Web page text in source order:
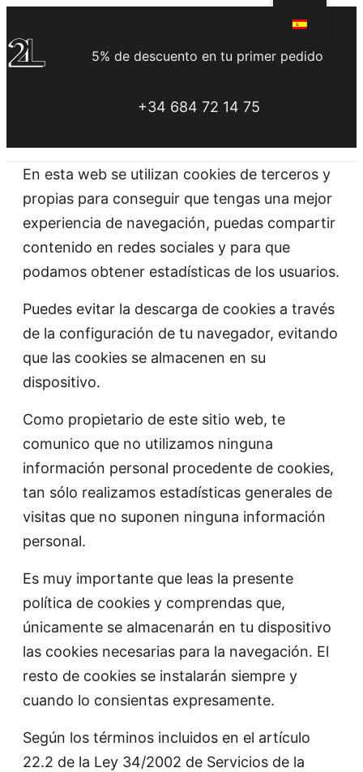
al
contenido
5% de descuento en tu primer pedido
+34 684 72 14 75
En esta web se utilizan cookies de terceros y
propias para conseguir que tengas una mejor
experiencia de navegación, puedas compartir
contenido en redes sociales y para que
podamos obtener estadísticas de los usuarios.
Puedes evitar la descarga de cookies a través
de la configuración de tu navegador, evitando
que las cookies se almacenen en su
dispositivo.
Como propietario de este sitio web, te
comunico que no utilizamos ninguna
información personal procedente de cookies,
tan sólo realizamos estadísticas generales de
visitas que no suponen ninguna información
personal.
Es muy importante que leas la presente
política de cookies y comprendas que,
únicamente se almacenarán en tu dispositivo
las cookies necesarias para la navegación. El
resto de cookies se instalarán siempre y
cuando lo consientas expresamente.
Según los términos incluidos en el artículo
22.2 de la Ley 34/2002 de Servicios de la